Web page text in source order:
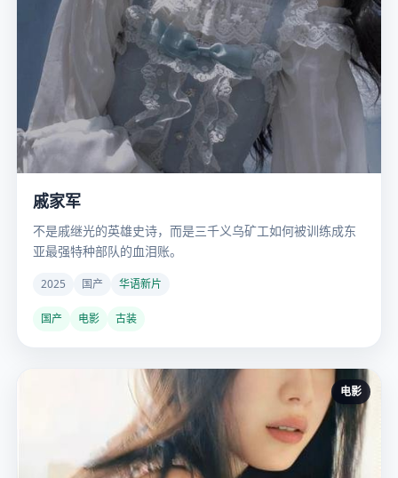
戚家军
不是戚继光的英雄史诗，而是三千义乌矿工如何被训练成东
亚最强特种部队的血泪账。
2025 国产 华语新片
国产 电影 古装
电影